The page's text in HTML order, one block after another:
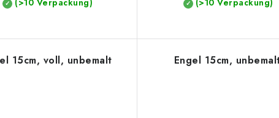
15cm, voll, unbemalt Engel 15cm,